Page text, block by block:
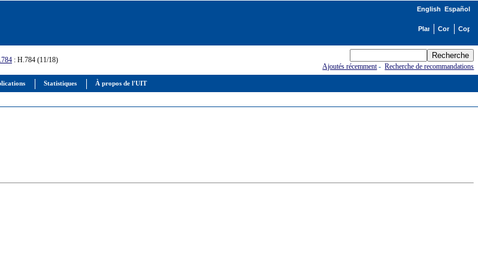
Statistiques À propos de l'UIT
English Español
: H.784 (11/18)
Ajoutés récemment-Recherche de recommandations